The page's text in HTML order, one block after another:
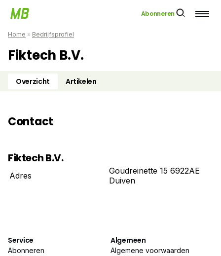
Abonneren
Home » Bedrijfsprofiel
Fiktech B.V.
Overzicht Artikelen
Contact
Fiktech B.V.
Adres
Goudreinette 15 6922AE
Duiven
Service
Abonneren
Algemeen
Algemene voorwaarden